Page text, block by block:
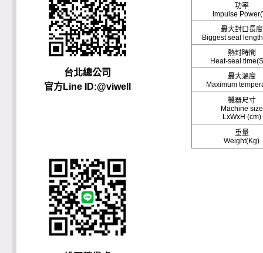
台北總公司
官方Line ID:@viwell
功率
Impulse
最大封口長度
Biggest seal
熱封時間
Heat-seal
最大溫度
Maximum
機器尺寸
Machine size
LxWxH (cm)
重量
Weight(Kg)